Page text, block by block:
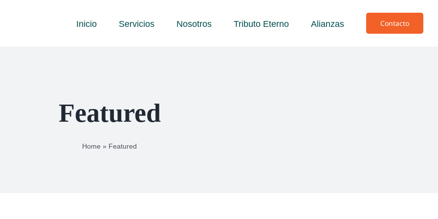
Inicio Servicios Nosotros Tributo Eterno Alianzas Contacto
Featured
Home » Featured